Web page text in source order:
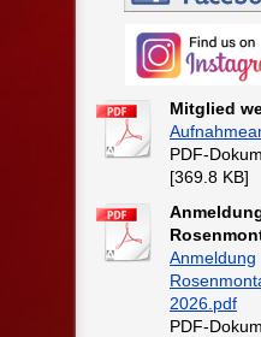
Mitglied
PDF-
[369.8 KB]
Anmeldung
2026.pdf
PDF-